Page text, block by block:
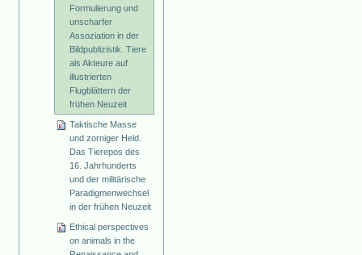
Formulierung und
unscharfer
Assoziation in der
Bildpublizistik. Tiere
als Akteure auf
illustrierten
Flugblättern der
frühen Neuzeit
Taktische Masse
und zorniger Held.
Das Tierepos des
16. Jahrhunderts
und der militärische
Paradigmenwechsel
in der frühen Neuzeit
Ethical perspectives
on animals in the